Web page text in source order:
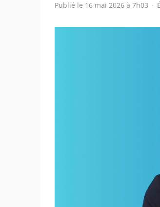
Publié le 16 mai 2026 à 7h03 ·